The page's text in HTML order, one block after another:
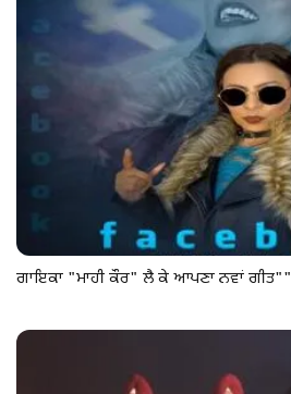
ਗਾਇਕਾ "ਮਾਹੀ ਕੌਰ" ਲੈ ਕੇ ਆਪਣਾ ਨਵਾਂ